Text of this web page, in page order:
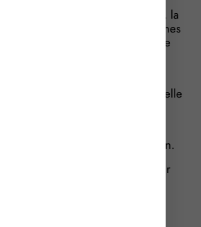
remplir les conditions requises, la
de l’administration des douanes
trop-perçu de taxe intérieure
finale d’électricité G(TICFE) au
la taxe au taux plein alors qu’elle
tarif réduit réservé aux
électro-intensives.
que va lui refuser l’administration.
réduit de TICFE s’applique pour
: